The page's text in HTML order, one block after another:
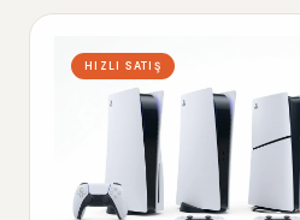
HIZLI SATIŞ